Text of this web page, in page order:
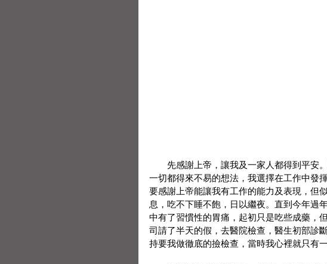
先感謝上帝，讓我及一家人都得到平安。
一切都得來不易的想法，我選擇在工作中發
要感謝上帝能讓我有工作的能力及表現，但
息，吃不下睡不飽，日以繼夜。直到今年過
中有了習慣性的胃痛，起初只是吃些成藥，
司請了半天的假，去醫院檢查，醫生初部診
持要我做徹底的撿檢查，當時我心裡就只有